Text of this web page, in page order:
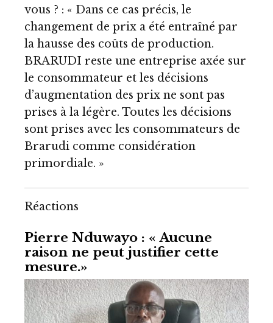
vous ? : « Dans ce cas précis, le
changement de prix a été entraîné par
la hausse des coûts de production.
BRARUDI reste une entreprise axée sur
le consommateur et les décisions
d’augmentation des prix ne sont pas
prises à la légère. Toutes les décisions
sont prises avec les consommateurs de
Brarudi comme considération
primordiale. »
Réactions
Pierre Nduwayo : « Aucune
raison ne peut justifier cette
mesure.»